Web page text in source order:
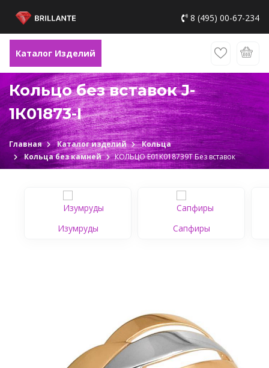
8 (495) 00-67-234
Каталог Изделий
Кольцо без вставок J-
1К01873-I
Главная Каталог изделий
Кольца
Кольца без камней
КОЛЬЦО Е01К018739Т Без вставок
Изумруды Сапфиры